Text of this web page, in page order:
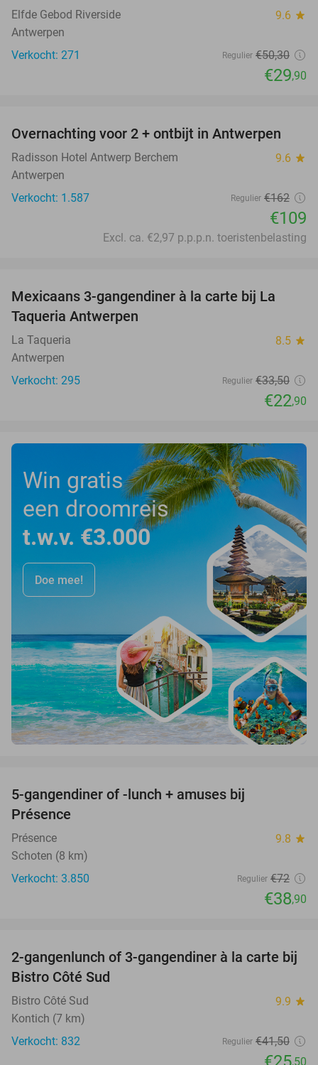
Elfde Gebod Riverside 9.6 star
Antwerpen
Verkocht: 271
Regulier €50,30
€29,90
33%
Overnachting voor 2 + ontbijt in Antwerpen
Radisson Hotel Antwerp Berchem 9.6 star
Antwerpen
Verkocht: 1.587
Regulier €162
€109
Excl. ca. €2,97 p.p.p.n. toeristenbelasting
32%
Mexicaans 3-gangendiner à la carte bij La
Taqueria Antwerpen
La Taqueria 8.5 star
Antwerpen
Verkocht: 295
Regulier €33,50
€22,90
Win gratis
een droomreis
t.w.v. €3.000
Doe mee!
5-gangendiner of -lunch + amuses bij
Présence
Présence 9.8 star
Schoten (8 km)
Verkocht: 3.850
Regulier €72
€38,90
39%
2-gangenlunch of 3-gangendiner à la carte bij
Bistro Côté Sud
Bistro Côté Sud 9.9 star
Kontich (7 km)
Verkocht: 832
Regulier €41,50
,50